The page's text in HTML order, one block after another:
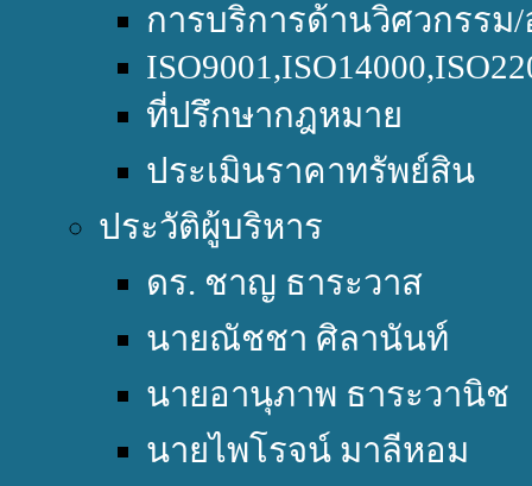
การบริการด้านวิศวกรร
ที่ปรึกษากฎหมาย
ประเมินราคาทรัพย์สิน
ประวัติผู้บริหาร
ดร. ชาญ ธาระวาส
นายณัชชา ศิลานันท์
นายอานุภาพ ธาระวานิช
นายไพโรจน์ มาลีหอม